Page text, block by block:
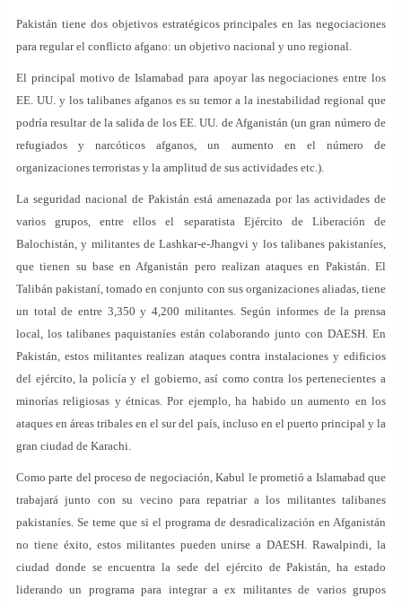
Pakistán tiene dos objetivos estratégicos principales en las negociaciones
para regular el conflicto afgano: un objetivo nacional y uno regional.
El principal motivo de Islamabad para apoyar las negociaciones entre los
EE. UU. y los talibanes afganos es su temor a la inestabilidad regional que
podría resultar de la salida de los EE. UU. de Afganistán (un gran número de
refugiados y narcóticos afganos, un aumento en el número de
organizaciones terroristas y la amplitud de sus actividades etc.).
La seguridad nacional de Pakistán está amenazada por las actividades de
varios grupos, entre ellos el separatista Ejército de Liberación de
Balochistán, y militantes de Lashkar-e-Jhangvi y los talibanes pakistaníes,
que tienen su base en Afganistán pero realizan ataques en Pakistán. El
Talibán pakistaní, tomado en conjunto con sus organizaciones aliadas, tiene
un total de entre 3,350 y 4,200 militantes. Según informes de la prensa
local, los talibanes paquistaníes están colaborando junto con DAESH. En
Pakistán, estos militantes realizan ataques contra instalaciones y edificios
del ejército, la policía y el gobierno, así como contra los pertenecientes a
minorías religiosas y étnicas. Por ejemplo, ha habido un aumento en los
ataques en áreas tribales en el sur del país, incluso en el puerto principal y la
gran ciudad de Karachi.
Como parte del proceso de negociación, Kabul le prometió a Islamabad que
trabajará junto con su vecino para repatriar a los militantes talibanes
pakistaníes. Se teme que si el programa de desradicalización en Afganistán
no tiene éxito, estos militantes pueden unirse a DAESH. Rawalpindi, la
ciudad donde se encuentra la sede del ejército de Pakistán, ha estado
liderando un programa para integrar a ex militantes de varios grupos